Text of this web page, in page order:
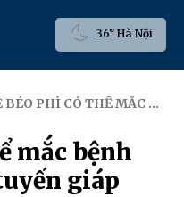
36° Hà Nội
CÓ THỂ MẮC BỆNH UNG THƯ THẬN VÀ TUYẾN GIÁP
mắc bệnh
giáp